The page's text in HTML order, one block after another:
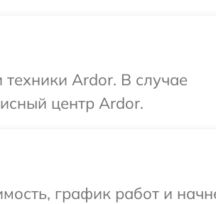
техники Ardor. В случае
центр Ardor.
график работ и